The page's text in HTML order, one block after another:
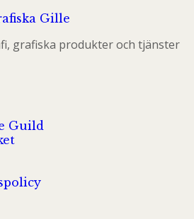
Gille
grafiska produkter och tjänster
Guild